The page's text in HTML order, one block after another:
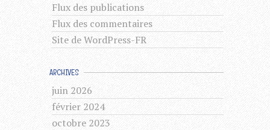
Flux des publications
Flux des commentaires
Site de WordPress-FR
ARCHIVES
juin 2026
février 2024
octobre 2023